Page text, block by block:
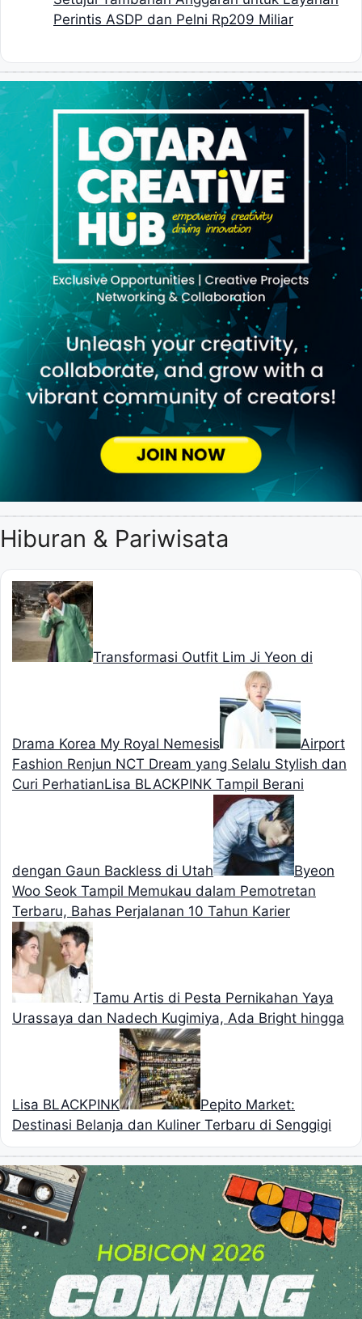
Perintis ASDP dan Pelni Rp209 Miliar
Hiburan & Pariwisata
Transformasi Outfit Lim Ji Yeon di
Drama Korea My Royal Nemesis
Airport
Fashion Renjun NCT Dream yang Selalu Stylish dan
Curi PerhatianLisa BLACKPINK Tampil Berani
dengan Gaun Backless di Utah
Byeon
Woo Seok Tampil Memukau dalam Pemotretan
Terbaru, Bahas Perjalanan 10 Tahun Karier
Tamu Artis di Pesta Pernikahan Yaya
Urassaya dan Nadech Kugimiya, Ada Bright hingga
Lisa BLACKPINK
Pepito Market:
Destinasi Belanja dan Kuliner Terbaru di Senggigi